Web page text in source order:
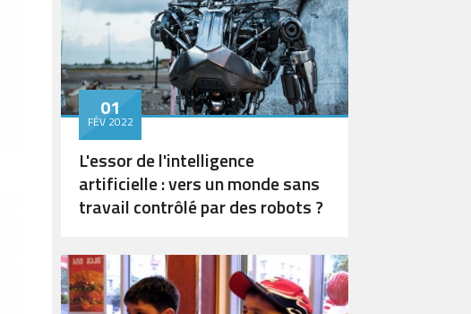
01
FÉV 2022
L'essor de l'intelligence
artificielle : vers un monde sans
travail contrôlé par des robots ?